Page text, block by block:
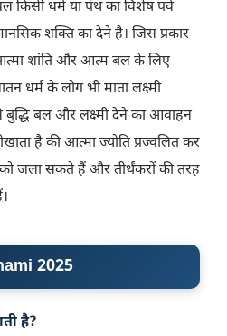
किसी धर्म या पंथ का विशेष पर्व
शक्ति का देने है। जिस प्रकार
शांति और आत्म बल के लिए
धर्म के लोग भी माता लक्ष्मी
बल और लक्ष्मी देने का आवाहन
है की आत्मा ज्योति प्रज्वलित कर
जला सकते हैं और तीर्थंकरों की तरह
2025
है?